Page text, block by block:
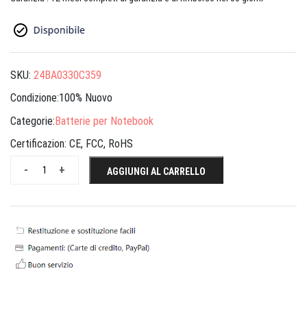
SKU: 24BA0330C359
Condizione:100% Nuovo
Categorie:Batterie per Notebook
Certificazion: CE, FCC, RoHS
+
- AGGIUNGI AL CARRELLO